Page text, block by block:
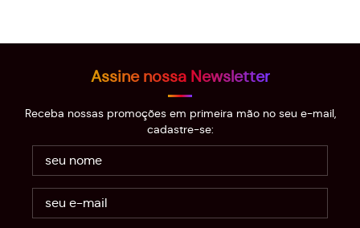
Assine nossa Newsletter
Receba nossas promoções em primeira mão no seu e-mail,
cadastre-se: